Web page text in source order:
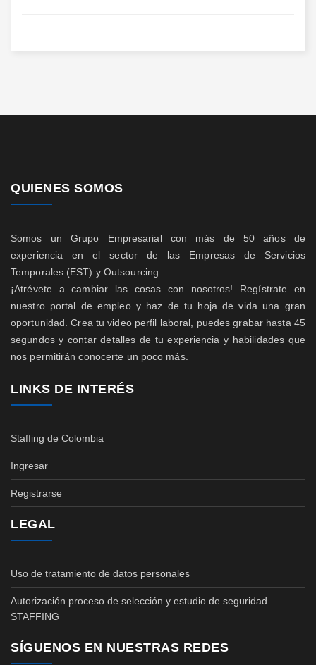
QUIENES SOMOS
Somos un Grupo Empresarial con más de 50 años de
experiencia en el sector de las Empresas de Servicios
Temporales (EST) y Outsourcing.
¡Atrévete a cambiar las cosas con nosotros! Regístrate en
nuestro portal de empleo y haz de tu hoja de vida una gran
oportunidad. Crea tu video perfil laboral, puedes grabar hasta 45
segundos y contar detalles de tu experiencia y habilidades que
nos permitirán conocerte un poco más.
LINKS DE INTERÉS
Staffing de Colombia
Ingresar
Registrarse
LEGAL
Uso de tratamiento de datos personales
Autorización proceso de selección y estudio de seguridad
STAFFING
SÍGUENOS EN NUESTRAS REDES